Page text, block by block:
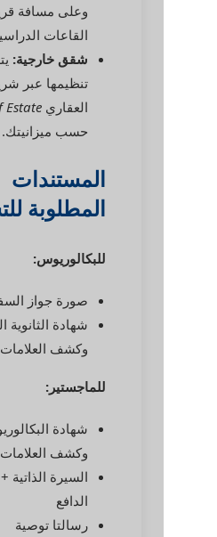
وعلى مسافة قريبة من
القاعات الدراسية.
شقق خارجية:يتم
تنظيمها عبر شريكنا
Kind of Estate
حسب ميزانيتك.
المستندات
المطلوبة للتسجيل
للبكالوريوس:
صورة جواز السفر
شهادة الثانوية العامة
وكشف العلامات
للماجستير:
شهادة البكالوريوس
وكشف العلامات
السيرة الذاتية + رسالة
رسالتا توصية